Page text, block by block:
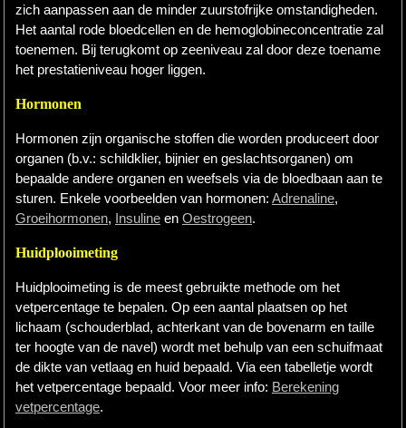
zich aanpassen aan de minder zuurstofrijke omstandigheden.
Het aantal rode bloedcellen en de hemoglobineconcentratie zal
toenemen. Bij terugkomt op zeeniveau zal door deze toename
het prestatieniveau hoger liggen.
Hormonen
Hormonen zijn organische stoffen die worden produceert door
organen (b.v.: schildklier, bijnier en geslachtsorganen) om
bepaalde andere organen en weefsels via de bloedbaan aan te
sturen. Enkele voorbeelden van hormonen: Adrenaline,
Groeihormonen, Insuline en Oestrogeen.
Huidplooimeting
Huidplooimeting is de meest gebruikte methode om het
vetpercentage te bepalen. Op een aantal plaatsen op het
lichaam (schouderblad, achterkant van de bovenarm en taille
ter hoogte van de navel) wordt met behulp van een schuifmaat
de dikte van vetlaag en huid bepaald. Via een tabelletje wordt
het vetpercentage bepaald. Voor meer info: Berekening
vetpercentage.